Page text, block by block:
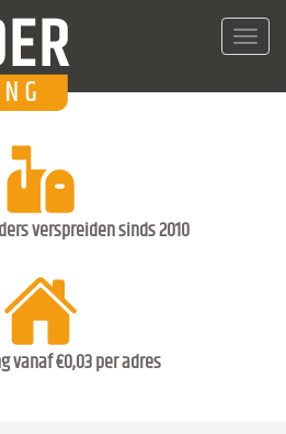
verspreiden sinds 2010
vanaf €0,03 per adres